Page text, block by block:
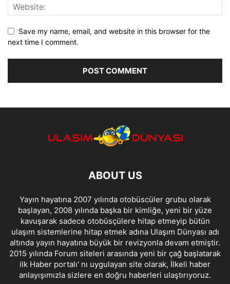
Save my name, email, and website in this browser for the
next time I comment.
ABOUT US
Yayın hayatına 2007 yılında otobüscüler grubu olarak
başlayan, 2008 yılında başka bir kimliğe, yeni bir yüze
kavuşarak sadece otobüsçülere hitap etmeyip bütün
ulaşım sistemlerine hitap etmek adına Ulaşım Dünyası adı
altında yayın hayatına büyük bir revizyonla devam etmiştir.
2015 yılında Forum siteleri arasında yeni bir çağ başlatarak
ilk Haber portalı' nı uygulayan site olarak, İlkeli haber
anlayışımızla sizlere en doğru haberleri ulaştırıyoruz.